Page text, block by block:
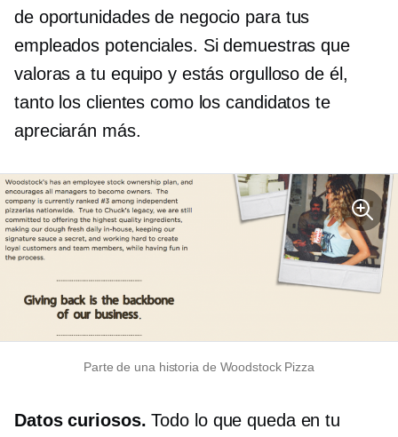
de oportunidades de negocio para tus
empleados potenciales. Si demuestras que
valoras a tu equipo y estás orgulloso de él,
tanto los clientes como los candidatos te
apreciarán más.
Parte de una historia de Woodstock Pizza
Datos curiosos. Todo lo que queda en tu